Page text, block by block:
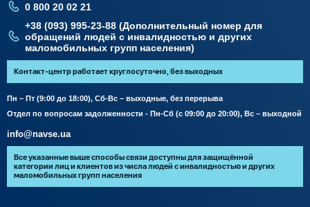
0 800 20 02 21
+38 (093) 995-23-88 (Дополнительный номер для
обращений людей с инвалидностью и других
маломобильных групп населения)
Контакт-центр работает круглосуточно, без выходных
Пн – Пт (9:00 до 18:00), Сб-Вс – выходные, без перерыва
Отдел по вопросам задолженности - Пн-Сб (с 09:00 до 20:00), Вс – выходной
info@navse.ua
Все указанные выше способы связи доступны для защищённой
категории лиц и клиентов из числа людей с инвалидностью и других
маломобильных групп населения